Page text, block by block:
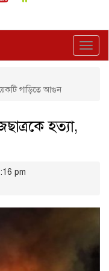
গাড়িতে আগুন
হত্যা,
pm